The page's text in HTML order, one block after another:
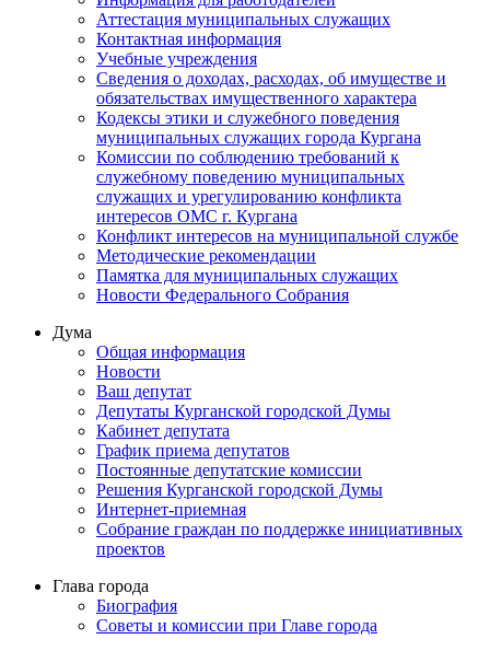
Аттестация муниципальных служащих
Контактная информация
Учебные учреждения
Сведения о доходах, расходах, об имуществе и
обязательствах имущественного характера
Кодексы этики и служебного поведения
муниципальных служащих города Кургана
Комиссии по соблюдению требований к
служебному поведению муниципальных
служащих и урегулированию конфликта
интересов ОМС г. Кургана
Конфликт интересов на муниципальной службе
Методические рекомендации
Памятка для муниципальных служащих
Новости Федерального Cобрания
Дума
Общая информация
Новости
Ваш депутат
Депутаты Курганской городской Думы
Кабинет депутата
График приема депутатов
Постоянные депутатские комиссии
Решения Курганской городской Думы
Интернет-приемная
Собрание граждан по поддержке инициативных
проектов
Глава города
Биография
Советы и комиссии при Главе города